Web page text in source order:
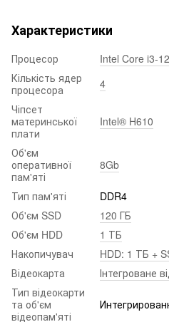
Характеристики
Процесор
Intel Core i3-
Кількість ядер
процесора
4
Чіпсет
материнської
плати
Intel® H610
Об'єм
оперативної
пам'яті
8Gb
Тип пам'яті
DDR4
Об'єм SSD
120 ГБ
Об'єм HDD
1 ТБ
Накопичувач
HDD: 1 ТБ +
Відеокарта
Інтегроване
Тип відеокарти
та об'єм
відеопам'яті